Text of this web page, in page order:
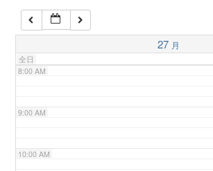
27 月
全日
7:00 AM
8:00 AM
9:00 AM
10:00 AM